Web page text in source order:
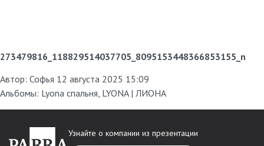
273479816_118829514037705_8095153448366853155_n
Автор: Софья 12 августа 2025 15:09
Альбомы: Lyona спальня, LYONA | ЛИОНА
Узнайте о компании из презентации